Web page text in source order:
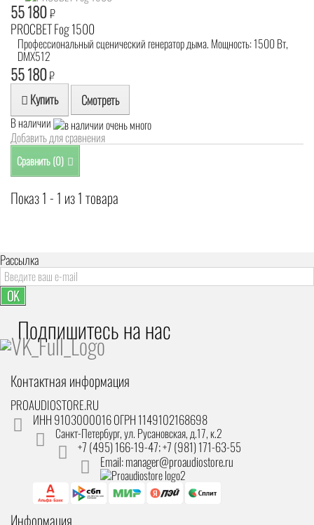
55 180₽
PROCBET Fog 1500
Профессиональный сценический генератор дыма. Мощность: 1500 Вт,
DMX512
55 180₽
Купить Смотреть
В наличии
Добавить для сравнения
Сравнить (0)
Показ 1 - 1 из 1 товара
Рассылка
OK
Подпишитесь на наc
Контактная информация
PROAUDIOSTORE.RU
ИНН 9103000016 ОГРН 1149102168698
Санкт-Петербург,ул. Русановская, д.17, к.2
+7 (495) 166-19-47; +7 (981) 171-63-55
Email: manager@proaudiostore.ru
Информация